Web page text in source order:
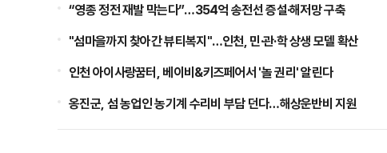
“영종 정전 재발 막는다”…354억 송전선 증설·해저망 구축
"섬마을까지 찾아간 뷰티복지"…인천, 민·관·학 상생 모델 확산
인천 아이사랑꿈터, 베이비&키즈페어서 '놀 권리' 알린다
옹진군, 섬 농업인 농기계 수리비 부담 던다…해상운반비 지원